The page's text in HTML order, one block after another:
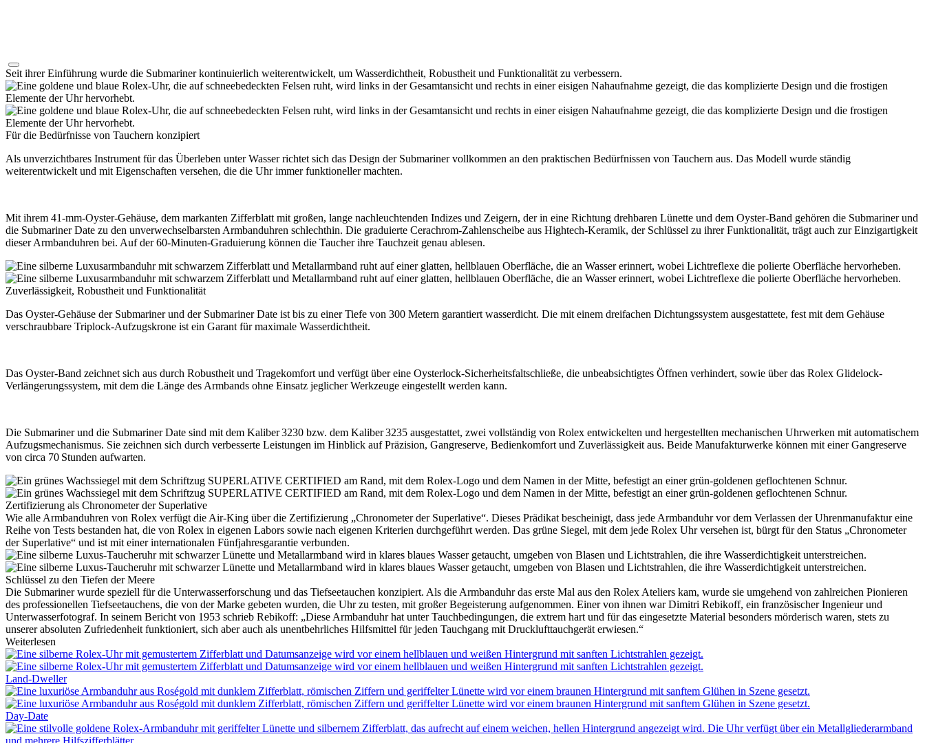
Seit ihrer Einführung wurde die Submariner kontinuierlich weiterentwickelt, um Wasserdichtheit, Robustheit und Funktionalität zu verbessern.
Für die Bedürfnisse von Tauchern konzipiert
Als unverzichtbares Instrument für das Überleben unter Wasser richtet sich das Design der Submariner vollkommen an den praktischen Bedürfnissen von Tauchern aus. Das Modell wurde ständig
weiterentwickelt und mit Eigenschaften versehen, die die Uhr immer funktioneller machten.
Mit ihrem 41-mm-Oyster-Gehäuse, dem markanten Zifferblatt mit großen, lange nachleuchtenden Indizes und Zeigern, der in eine Richtung drehbaren Lünette und dem Oyster-Band gehören die Submariner und
die Submariner Date zu den unverwechselbarsten Armbanduhren schlechthin. Die graduierte Cerachrom-Zahlenscheibe aus Hightech-Keramik, der Schlüssel zu ihrer Funktionalität, trägt auch zur Einzigartigkeit
dieser Armbanduhren bei. Auf der 60‑Minuten-Graduierung können die Taucher ihre Tauchzeit genau ablesen.
Zuverlässigkeit, Robustheit und Funktionalität
Das Oyster-Gehäuse der Submariner und der Submariner Date ist bis zu einer Tiefe von 300 Metern garantiert wasserdicht. Die mit einem dreifachen Dichtungssystem ausgestattete, fest mit dem Gehäuse
verschraubbare Triplock-Aufzugskrone ist ein Garant für maximale Wasserdichtheit.
Das Oyster-Band zeichnet sich aus durch Robustheit und Tragekomfort und verfügt über eine Oysterlock-Sicherheitsfaltschließe, die unbeabsichtigtes Öffnen verhindert, sowie über das Rolex Glidelock-
Verlängerungssystem, mit dem die Länge des Armbands ohne Einsatz jeglicher Werkzeuge eingestellt werden kann.
Die Submariner und die Submariner Date sind mit dem Kaliber 3230 bzw. dem Kaliber 3235 ausgestattet, zwei vollständig von Rolex entwickelten und hergestellten mechanischen Uhrwerken mit automatischem
Aufzugsmechanismus. Sie zeichnen sich durch verbesserte Leistungen im Hinblick auf Präzision, Gangreserve, Bedienkomfort und Zuverlässigkeit aus. Beide Manufakturwerke können mit einer Gangreserve
von circa 70 Stunden aufwarten.
Zertifizierung als Chronometer der Superlative
Wie alle Armbanduhren von Rolex verfügt die Air‑King über die Zertifizierung „Chronometer der Superlative“. Dieses Prädikat bescheinigt, dass jede Armbanduhr vor dem Verlassen der Uhrenmanufaktur eine
Reihe von Tests bestanden hat, die von Rolex in eigenen Labors sowie nach eigenen Kriterien durchgeführt werden. Das grüne Siegel, mit dem jede Rolex Uhr versehen ist, bürgt für den Status „Chronometer
der Superlative“ und ist mit einer internationalen Fünfjahresgarantie verbunden.
Schlüssel zu den Tiefen der Meere
Die Submariner wurde speziell für die Unterwasserforschung und das Tiefseetauchen konzipiert. Als die Armbanduhr das erste Mal aus den Rolex Ateliers kam, wurde sie umgehend von zahlreichen Pionieren
des professionellen Tiefseetauchens, die von der Marke gebeten wurden, die Uhr zu testen, mit großer Begeisterung aufgenommen. Einer von ihnen war Dimitri Rebikoff, ein französischer Ingenieur und
Unterwasserfotograf. In seinem Bericht von 1953 schrieb Rebikoff: „Diese Armbanduhr hat unter Tauchbedingungen, die extrem hart und für das eingesetzte Material besonders mörderisch waren, stets zu
unserer absoluten Zufriedenheit funktioniert, sich aber auch als unentbehrliches Hilfsmittel für jeden Tauchgang mit Drucklufttauchgerät erwiesen.“
Weiterlesen
Land-Dweller
Day-Date